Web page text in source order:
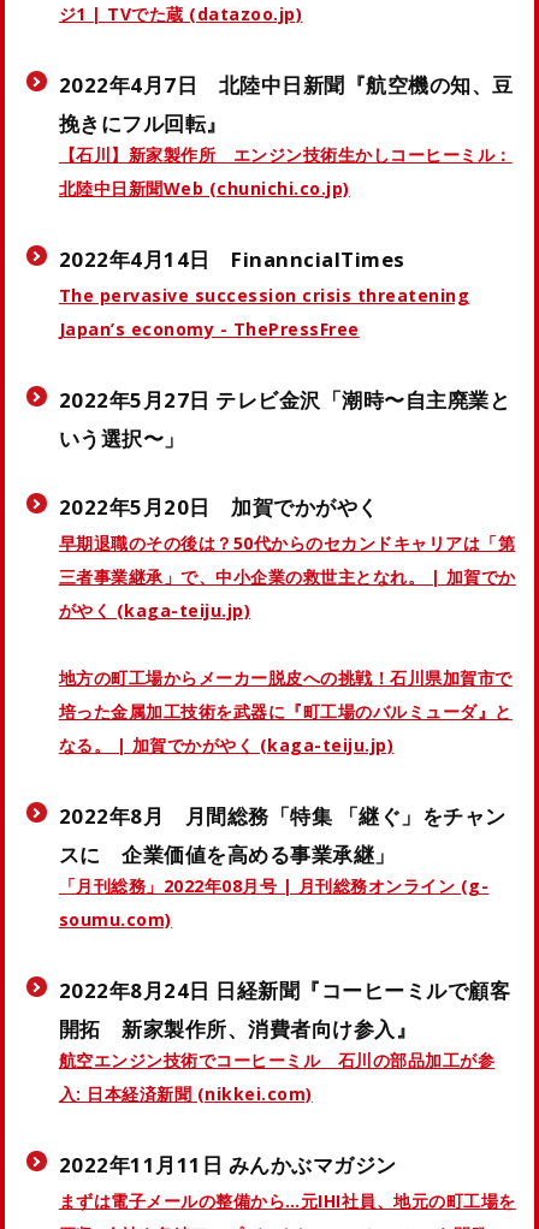
ジ1 | TVでた蔵 (datazoo.jp)
2022年4月7日 北陸中日新聞『航空機の知、豆
挽きにフル回転』
【石川】新家製作所 エンジン技術生かしコーヒーミル：
北陸中日新聞Web (chunichi.co.jp)
2022年4月14日 FinanncialTimes
The pervasive succession crisis threatening
Japan’s economy - ThePressFree
2022年5月27日 テレビ金沢「潮時〜自主廃業と
いう選択〜」
2022年5月20日 加賀でかがやく
早期退職のその後は？50代からのセカンドキャリアは「第
三者事業継承」で、中小企業の救世主となれ。 | 加賀でか
がやく (kaga-teiju.jp)
地方の町工場からメーカー脱皮への挑戦！石川県加賀市で
培った金属加工技術を武器に『町工場のバルミューダ』と
なる。 | 加賀でかがやく (kaga-teiju.jp)
2022年8月 月間総務「特集 「継ぐ」をチャン
スに 企業価値を高める事業承継」
「月刊総務」2022年08月号 | 月刊総務オンライン (g-
soumu.com)
2022年8月24日 日経新聞『コーヒーミルで顧客
開拓 新家製作所、消費者向け参入』
航空エンジン技術でコーヒーミル 石川の部品加工が参
入: 日本経済新聞 (nikkei.com)
2022年11月11日 みんかぶマガジン
まずは電子メールの整備から…元IHI社員、地元の町工場を